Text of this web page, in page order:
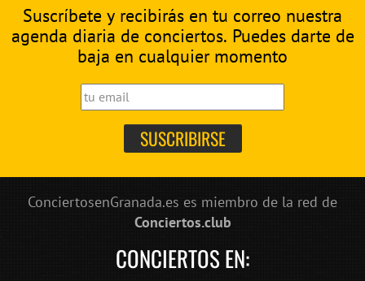
Suscríbete y recibirás en tu correo nuestra
agenda diaria de conciertos. Puedes darte de
baja en cualquier momento
ConciertosenGranada.es es miembro de la red de
Conciertos.club
CONCIERTOS EN: